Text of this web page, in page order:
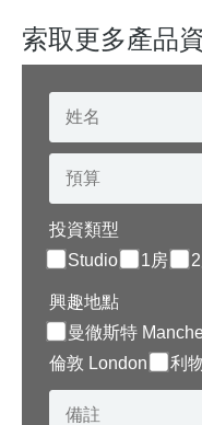
索取更多產品
投資類型
Studio
1房
興趣地點
曼徹斯特
倫敦 London
利